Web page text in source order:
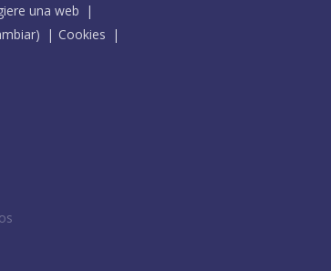
una web
)
Cookies